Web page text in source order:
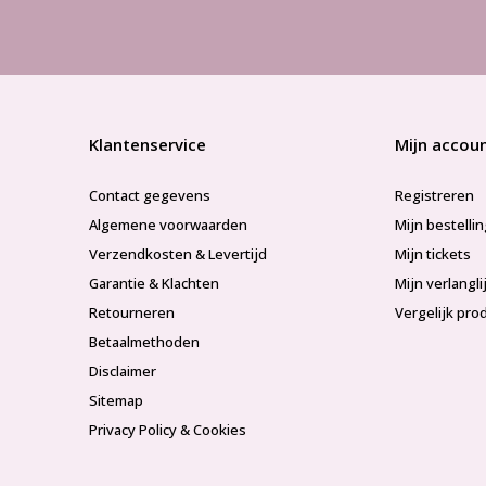
Klantenservice
Contact gegevens
Algemene voorwaarden
Verzendkosten & Levertijd
Garantie & Klachten
Retourneren
Betaalmethoden
Disclaimer
Sitemap
Privacy Policy & Cookies
Mijn
Registreren
Mijn
Mijn tickets
Mijn
Vergelijk